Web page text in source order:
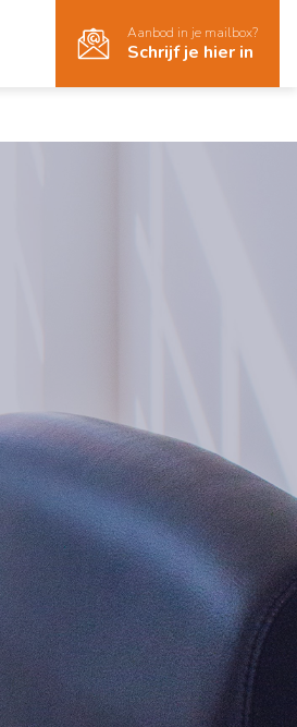
Aanbod in je mailbox?
Schrijf je hier in